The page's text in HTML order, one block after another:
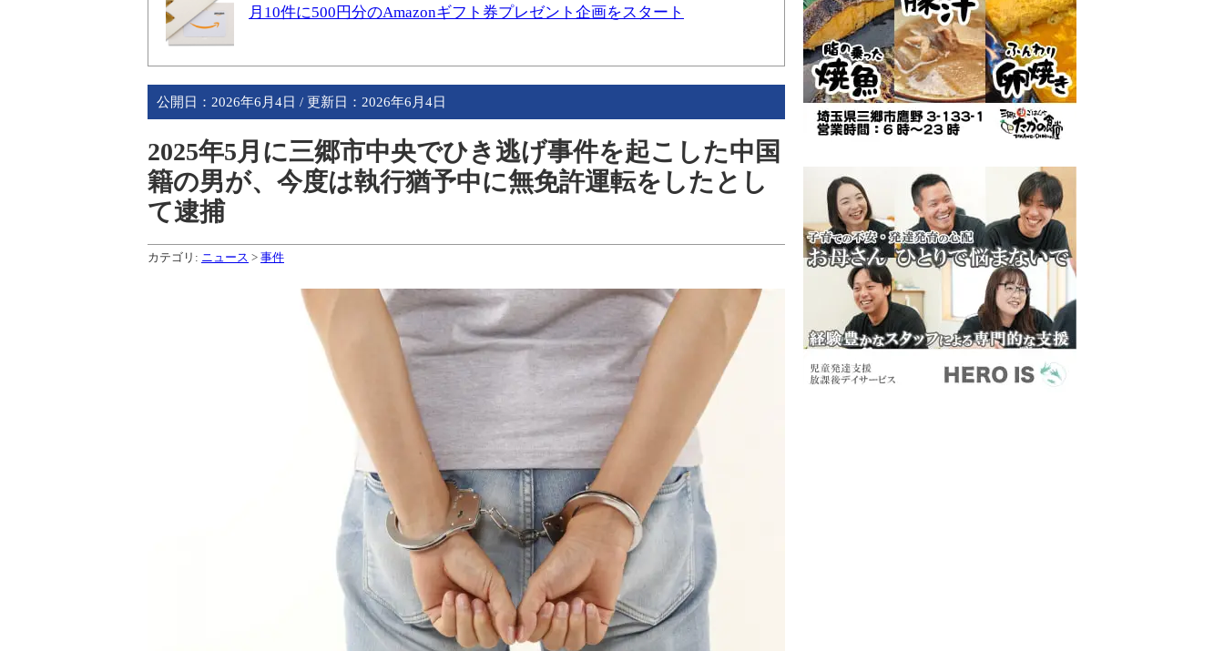
月10件に500円分のAmazonギフト券プレゼント企画をスタート
公開日： 2026年6月4日 / 更新日： 2026年6月4日
2025年5月に三郷市中央でひき逃げ事件を起こした中国
籍の男が、今度は執行猶予中に無免許運転をしたとし
て逮捕
カテゴリ: ニュース > 事件